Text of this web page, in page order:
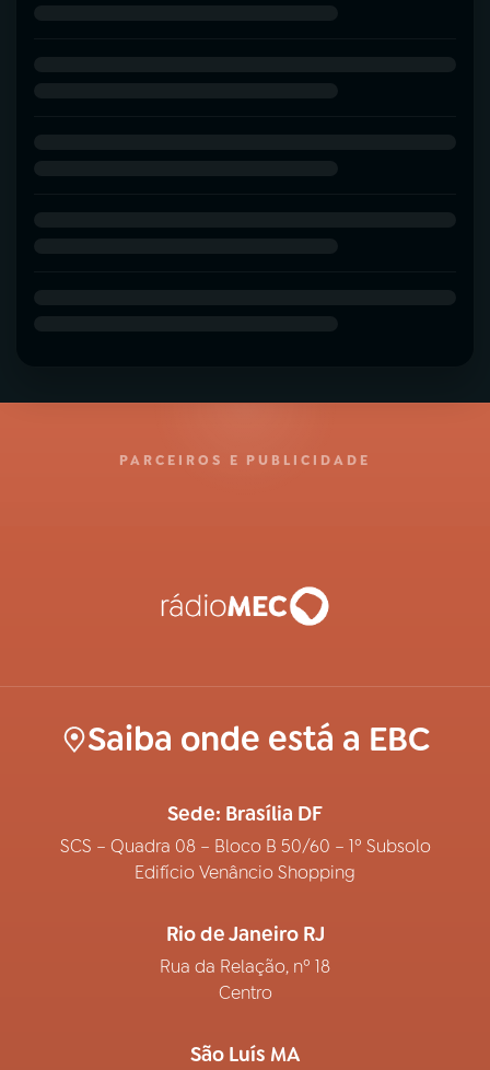
PARCEIROS E PUBLICIDADE
Saiba onde está a EBC
Sede: Brasília DF
SCS – Quadra 08 – Bloco B 50/60 – 1º Subsolo
Edifício Venâncio Shopping
Rio de Janeiro RJ
Rua da Relação, nº 18
Centro
São Luís MA